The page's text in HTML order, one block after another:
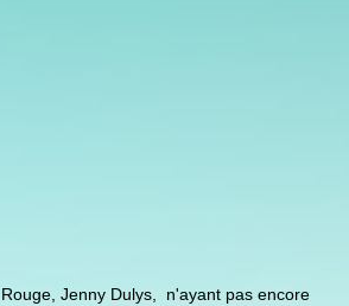
Jenny Dulys, n'ayant pas encore